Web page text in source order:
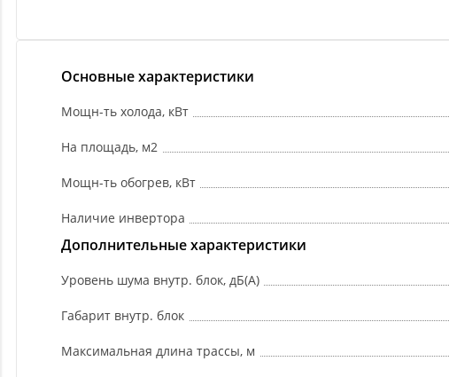
Основные характеристики
Мощн-ть холода, кВт
На площадь, м2
Мощн-ть обогрев, кВт
Наличие инвертора
Дополнительные характеристики
Уровень шума внутр. блок, дБ(А)
Габарит внутр. блок
Максимальная длина трассы, м